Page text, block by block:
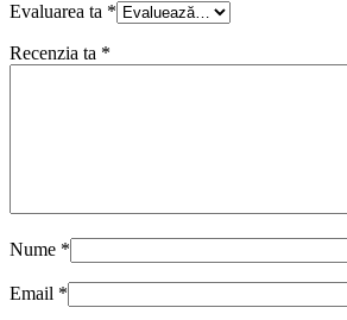
Evaluarea ta *
Recenzia ta *
Nume *
Email *